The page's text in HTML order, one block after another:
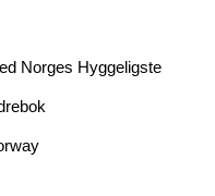
Norges Hyggeligste